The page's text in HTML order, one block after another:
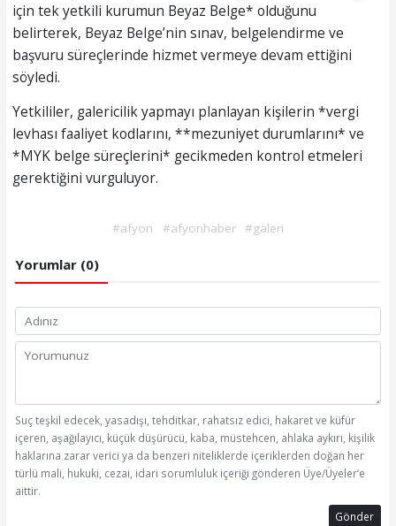
için tek yetkili kurumun Beyaz Belge* olduğunu
belirterek, Beyaz Belge’nin sınav, belgelendirme ve
başvuru süreçlerinde hizmet vermeye devam ettiğini
söyledi.
Yetkililer, galericilik yapmayı planlayan kişilerin *vergi
levhası faaliyet kodlarını, **mezuniyet durumlarını* ve
*MYK belge süreçlerini* gecikmeden kontrol etmeleri
gerektiğini vurguluyor.
#afyon #afyonhaber #galeri
Yorumlar (0)
Suç teşkil edecek, yasadışı, tehditkar, rahatsız edici, hakaret ve küfür
içeren, aşağılayıcı, küçük düşürücü, kaba, müstehcen, ahlaka aykırı, kişilik
haklarına zarar verici ya da benzeri niteliklerde içeriklerden doğan her
türlü mali, hukuki, cezai, idari sorumluluk içeriği gönderen Üye/Üyeler’e
aittir.
Gönder